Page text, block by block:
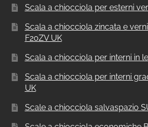
Scala a chiocciola per esterni
Scala a chiocciola zincata e
F20ZV UK
Scala a chiocciola per interni in
Scala a chiocciola per interni
UK
Scale a chiocciola salvaspazio